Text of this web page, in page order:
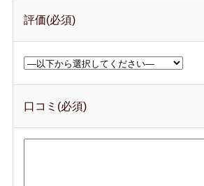
評価(必須)
口コミ(必須)